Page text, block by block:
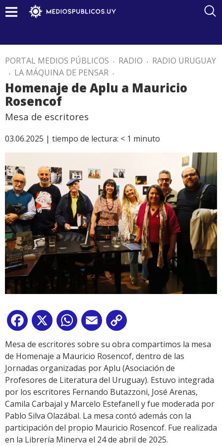
PORTAL MEDIOS PÚBLICOS . RADIO . RADIO URUGUAY
. LA MÁQUINA DE PENSAR .
Homenaje de Aplu a Mauricio
Rosencof
Mesa de escritores
03.06.2025 | tiempo de lectura: < 1 minuto
Facebook
X WhatsApp
Email
Link
Mesa de escritores sobre su obra compartimos la mesa
de Homenaje a Mauricio Rosencof, dentro de las
Jornadas organizadas por Aplu (Asociación de
Profesores de Literatura del Uruguay). Estuvo integrada
por los escritores Fernando Butazzoni, José Arenas,
Camila Carbajal y Marcelo Estefanell y fue moderada por
Pablo Silva Olazábal. La mesa contó además con la
participación del propio Mauricio Rosencof. Fue realizada
en la Librería Minerva el 24 de abril de 2025.